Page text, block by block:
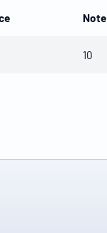
Note
10